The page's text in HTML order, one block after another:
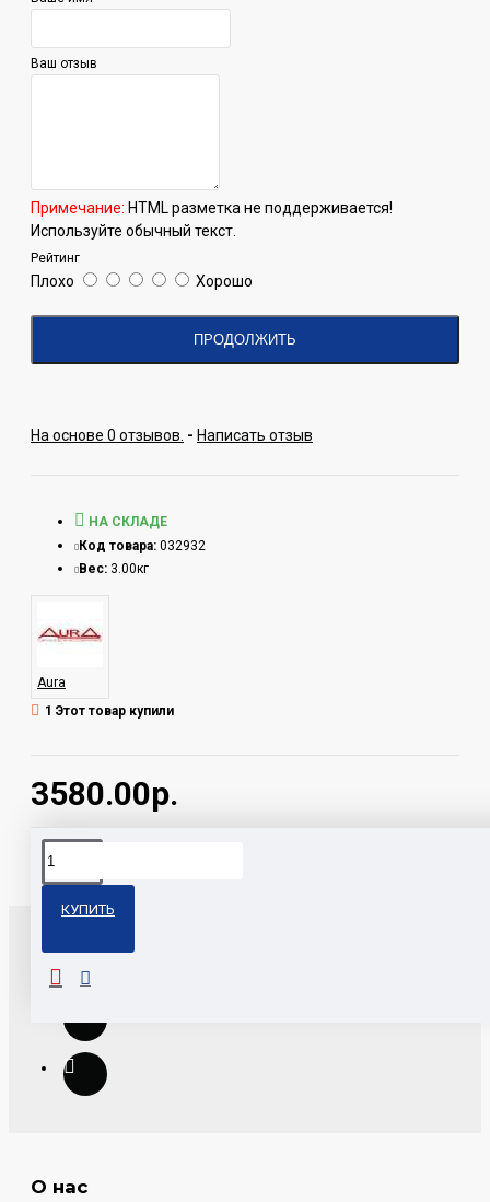
Ваш отзыв
Примечание: HTML разметка не поддерживается!
Используйте обычный текст.
Рейтинг
Плохо Хорошо
ПРОДОЛЖИТЬ
На основе 0 отзывов. - Написать отзыв
3580.00р.
НА СКЛАДЕ
Код товара: 032932
Вес: 3.00кг
Aura
1 Этот товар купили
КУПИТЬ
Теги:
О нас